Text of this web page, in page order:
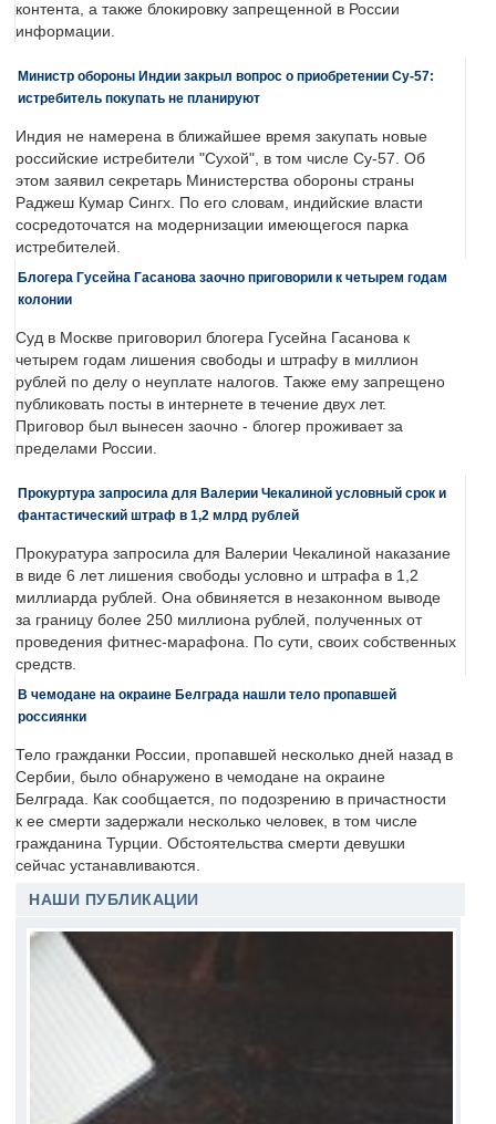
контента, а также блокировку запрещенной в России
информации.
Министр обороны Индии закрыл вопрос о приобретении Су-57:
истребитель покупать не планируют
Индия не намерена в ближайшее время закупать новые
российские истребители "Сухой", в том числе Су-57. Об
этом заявил секретарь Министерства обороны страны
Раджеш Кумар Сингх. По его словам, индийские власти
сосредоточатся на модернизации имеющегося парка
истребителей.
Блогера Гусейна Гасанова заочно приговорили к четырем годам
колонии
Суд в Москве приговорил блогера Гусейна Гасанова к
четырем годам лишения свободы и штрафу в миллион
рублей по делу о неуплате налогов. Также ему запрещено
публиковать посты в интернете в течение двух лет.
Приговор был вынесен заочно - блогер проживает за
пределами России.
Прокуртура запросила для Валерии Чекалиной условный срок и
фантастический штраф в 1,2 млрд рублей
Прокуратура запросила для Валерии Чекалиной наказание
в виде 6 лет лишения свободы условно и штрафа в 1,2
миллиарда рублей. Она обвиняется в незаконном выводе
за границу более 250 миллиона рублей, полученных от
проведения фитнес-марафона. По сути, своих собственных
средств.
В чемодане на окраине Белграда нашли тело пропавшей
россиянки
Тело гражданки России, пропавшей несколько дней назад в
Сербии, было обнаружено в чемодане на окраине
Белграда. Как сообщается, по подозрению в причастности
к ее смерти задержали несколько человек, в том числе
гражданина Турции. Обстоятельства смерти девушки
сейчас устанавливаются.
НАШИ ПУБЛИКАЦИИ